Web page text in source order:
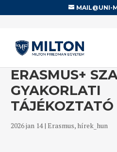
MAIL@UNI-
ERASMUS+
GYAKORLATI
TÁJÉKOZTATÓ
2026 jan 14|Erasmus, hírek_hun